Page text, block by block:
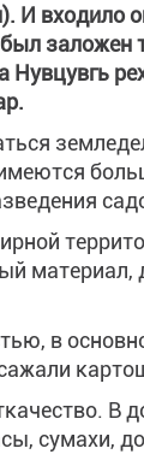
И входило
заложен
Нувцувгь
материал,
в
В
сумахи,